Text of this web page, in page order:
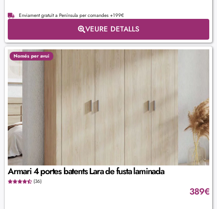
Enviament gratuït a Península per comandes +199€
VEURE DETALLS
Només per avui
Armari 4 portes batents Lara de fusta laminada
(36)
389€